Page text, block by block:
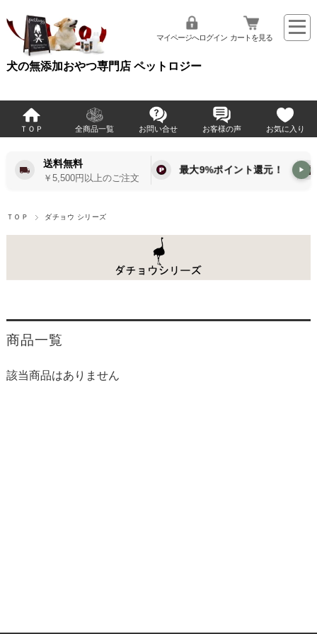
犬の無添加おやつ専門店 ペットロジー
マイページへログイン カートを見る
ＴＯＰ 全商品一覧 お問い合せ お客様の声 お気に入り
送料無料
￥5,500円以上のご注文
最大9%ポイント還元！ ▶
ＴＯＰ ダチョウ シリーズ
商品一覧
該当商品はありません